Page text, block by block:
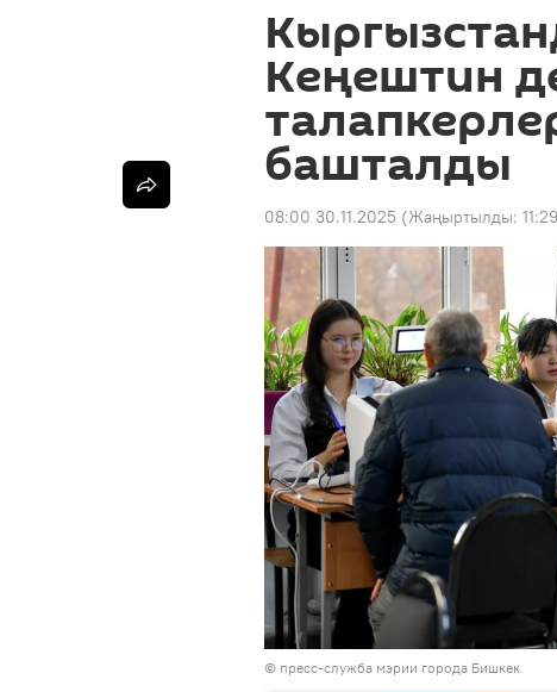
Кеңештин
башталды
08:00 30.11.2025 (Жаңыртылды:
© пресс-служба мэрии города Бишкек